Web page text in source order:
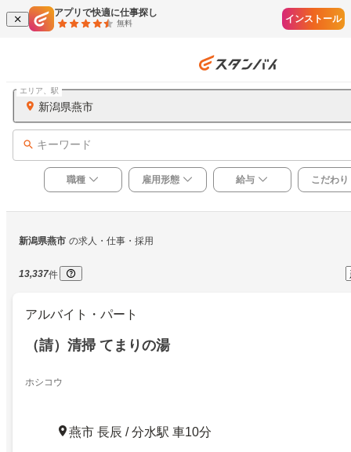
アプリで快適に仕事探し
無料 インストール
新潟県燕市
エリア、駅
キーワード
職種 雇用形態 給与 こだわり
新潟県燕市 の求人・仕事・採用
13,337件
アルバイト・パート
（請）清掃 てまりの湯
ホシコウ
燕市 長辰 / 分水駅 車10分